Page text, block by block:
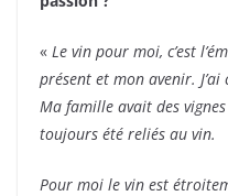
« Le vin pour moi, c’est
présent et mon avenir.
Ma famille avait des
toujours été reliés au vin.
Pour moi le vin est